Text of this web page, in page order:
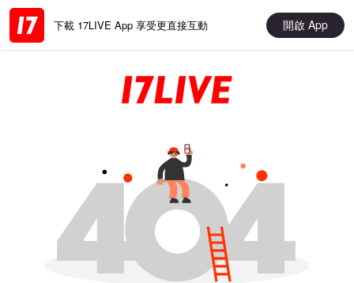
下載 17LIVE App 享受更直接互動 開啟 App